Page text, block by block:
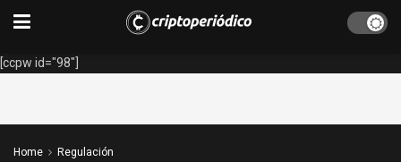
[ccpw id="98"]
Home Regulación